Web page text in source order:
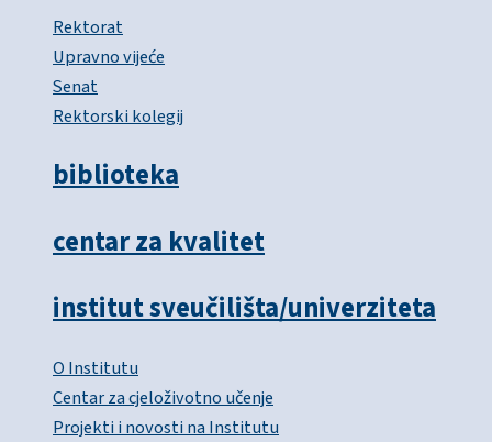
Rektorat
Upravno vijeće
Senat
Rektorski kolegij
biblioteka
centar za kvalitet
institut sveučilišta/univerziteta
O Institutu
Centar za cjeloživotno učenje
Projekti i novosti na Institutu